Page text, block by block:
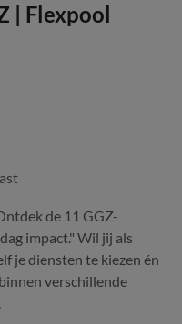
| Flexpool
de 11 GGZ-
impact." Wil jij als
je diensten te kiezen én
verschillende